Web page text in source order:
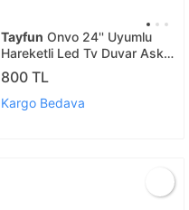
Tayfun Onvo 24'' Uyumlu
Hareketli Led Tv Duvar Askı
Aparatı
800 TL
Kargo Bedava